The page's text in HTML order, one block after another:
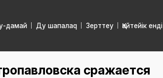
дамай Ду шапалаq Зерттеу Қайтейік енді
сражается